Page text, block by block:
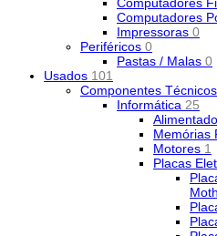
Computadores
Impressoras 0
Periféricos 0
Pastas / Malas 0
Usados 101
Componentes Técnicos
Informática 25
Memórias
Motores 1
Placas